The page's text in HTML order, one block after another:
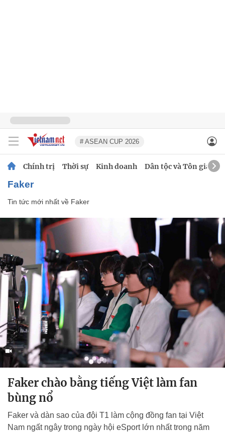
# ASEAN CUP 2026
Chính trị Thời sự Kinh doanh Dân tộc và Tôn giáo
Faker
Tin tức mới nhất về Faker
Faker chào bằng tiếng Việt làm fan
bùng nổ
Faker và dàn sao của đội T1 làm cộng đồng fan tại Việt
Nam ngất ngây trong ngày hội eSport lớn nhất trong năm